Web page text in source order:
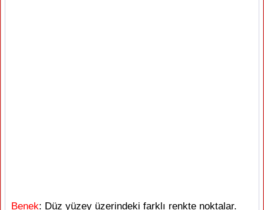
Benek: Düz yüzey üzerindeki farklı renkte noktalar.